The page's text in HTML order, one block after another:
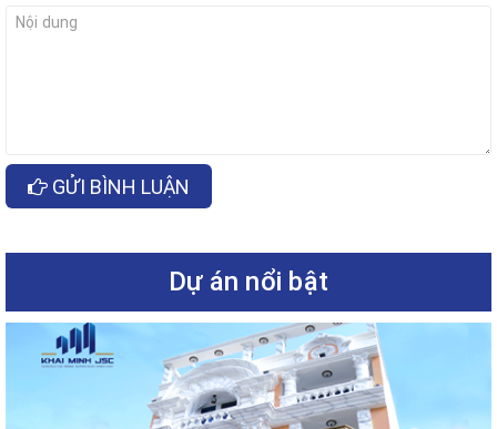
GỬI BÌNH LUẬN
Dự án nổi bật